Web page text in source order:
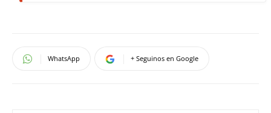
WhatsApp + Seguinos en Google